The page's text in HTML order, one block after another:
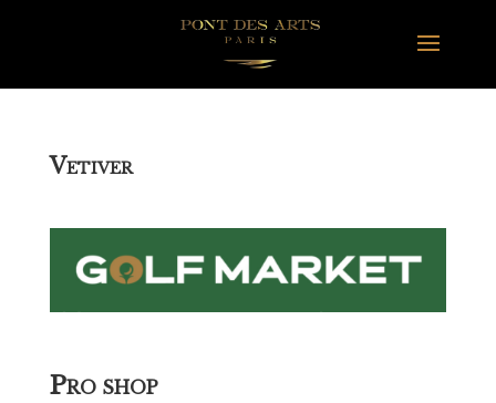
VETIVER
PRO SHOP